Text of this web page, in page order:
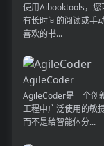
使用Aibooktools，您
有长时间的阅读或手
喜欢的书...
AgileCoder
AgileCoder是一个创
工程中广泛使用的敏
而不是给智能体分...